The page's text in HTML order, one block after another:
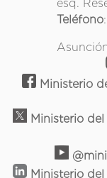
esq.
Teléfono
Ministerio
Ministerio
Ministerio